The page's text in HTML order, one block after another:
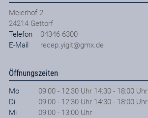
Meierhof 2
24214 Gettorf
Telefon
04346 6300
E-Mail
recep.yigit@gmx.de
Öffnungszeiten
Mo
09:00 - 12:30 Uhr 14:30 - 18:00 Uhr
Di
09:00 - 12:30 Uhr 14:30 - 18:00 Uhr
Mi
09:00 - 13:00 Uhr